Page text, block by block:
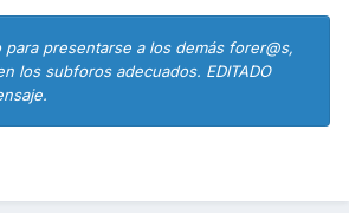
para presentarse a los demás forer@s,
los subforos adecuados. EDITADO